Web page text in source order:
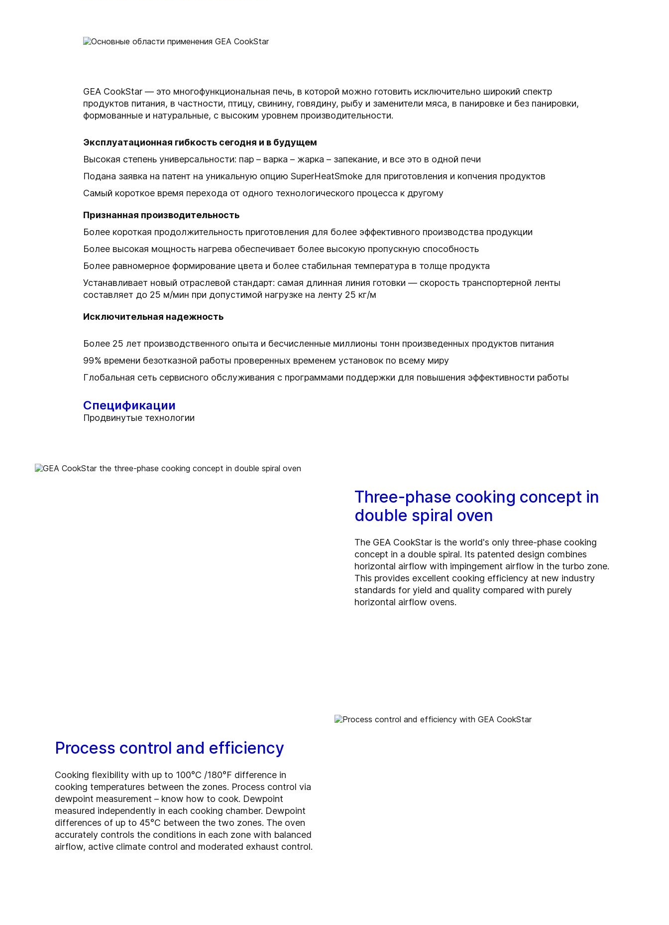
GEA CookStar — это многофункциональная печь, в которой можно готовить исключительно широкий спектр
продуктов питания, в частности, птицу, свинину, говядину, рыбу и заменители мяса, в панировке и без панировки,
формованные и натуральные, с высоким уровнем производительности.
Эксплуатационная гибкость сегодня и в будущем
Высокая степень универсальности: пар – варка – жарка – запекание, и все это в одной печи
Подана заявка на патент на уникальную опцию SuperHeatSmoke для приготовления и копчения продуктов
Самый короткое время перехода от одного технологического процесса к другому
Признанная производительность
Более короткая продолжительность приготовления для более эффективного производства продукции
Более высокая мощность нагрева обеспечивает более высокую пропускную способность
Более равномерное формирование цвета и более стабильная температура в толще продукта
Устанавливает новый отраслевой стандарт: самая длинная линия готовки — скорость транспортерной ленты
составляет до 25 м/мин при допустимой нагрузке на ленту 25 кг/м
Исключительная надежность
Более 25 лет производственного опыта и бесчисленные миллионы тонн произведенных продуктов питания
99% времени безотказной работы проверенных временем установок по всему миру
Глобальная сеть сервисного обслуживания с программами поддержки для повышения эффективности работы
Спецификации
Продвинутые технологии
Three-phase cooking concept in
double spiral oven
The GEA CookStar is the world's only three-phase cooking
concept in a double spiral. Its patented design combines
horizontal airflow with impingement airflow in the turbo zone.
This provides excellent cooking efficiency at new industry
standards for yield and quality compared with purely
horizontal airflow ovens.
Process control and efficiency
Cooking flexibility with up to 100°C /180°F difference in
cooking temperatures between the zones. Process control via
dewpoint measurement – know how to cook. Dewpoint
measured independently in each cooking chamber. Dewpoint
differences of up to 45°C between the two zones. The oven
accurately controls the conditions in each zone with balanced
airflow, active climate control and moderated exhaust control.